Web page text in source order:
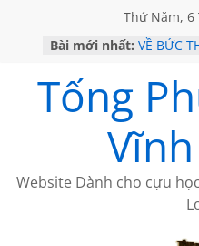
Thứ Năm, 6
Bài mới nhất: VỀ BỨC
HỌC SỬ
MỘT
SÁCH
BẤT
CÀ PHÊ
Tống
Website Dành cho cựu